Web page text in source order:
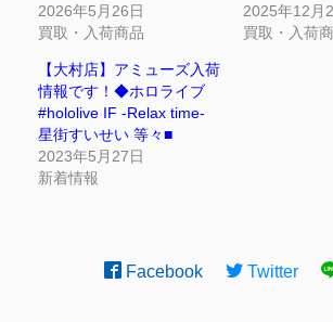
2026年5月26日
買取・入荷商品
2025年12月
買取・入荷
【大村店】アミューズ入荷
情報です！◆ホロライブ
#hololive IF -Relax time-
星街すいせい 等々■
2023年5月27日
新着情報
Facebook Twitter